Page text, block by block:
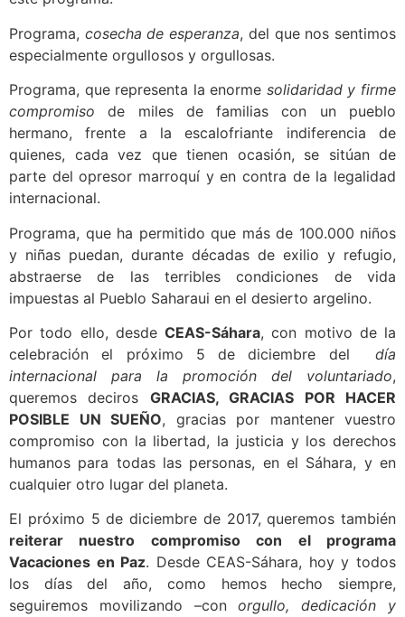
Programa, cosecha de esperanza, del que nos sentimos
especialmente orgullosos y orgullosas.
Programa, que representa la enorme solidaridad y firme
compromisode miles de familias con un pueblo
hermano, frente a la escalofriante indiferencia de
quienes, cada vez que tienen ocasión, se sitúan de
parte del opresor marroquí y en contra de la legalidad
internacional.
Programa, que ha permitido que más de 100.000 niños
y niñas puedan, durante décadas de exilio y refugio,
abstraerse de las terribles condiciones de vida
impuestas al Pueblo Saharaui en el desierto argelino.
Por todo ello, desde CEAS-Sáhara, con motivo de la
celebración el próximo 5 de diciembre del día
internacional para la promoción del voluntariado,
queremos deciros GRACIAS, GRACIAS POR HACER
POSIBLE UN SUEÑO, gracias por mantener vuestro
compromiso con la libertad, la justicia y los derechos
humanos para todas las personas, en el Sáhara, y en
cualquier otro lugar del planeta.
El próximo 5 de diciembre de 2017, queremos también
reiterar nuestro compromiso con el programa
Vacaciones en Paz. Desde CEAS-Sáhara, hoy y todos
los días del año, como hemos hecho siempre,
seguiremos movilizando –conorgullo, dedicación y